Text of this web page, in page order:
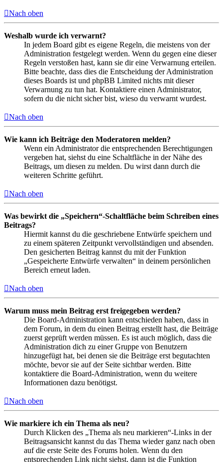
Nach oben
Weshalb wurde ich verwarnt?
In jedem Board gibt es eigene Regeln, die meistens von der
Administration festgelegt werden. Wenn du gegen eine dieser
Regeln verstoßen hast, kann sie dir eine Verwarnung erteilen.
Bitte beachte, dass dies die Entscheidung der Administration
dieses Boards ist und phpBB Limited nichts mit dieser
Verwarnung zu tun hat. Kontaktiere einen Administrator,
sofern du die nicht sicher bist, wieso du verwarnt wurdest.
Nach oben
Wie kann ich Beiträge den Moderatoren melden?
Wenn ein Administrator die entsprechenden Berechtigungen
vergeben hat, siehst du eine Schaltfläche in der Nähe des
Beitrags, um diesen zu melden. Du wirst dann durch die
weiteren Schritte geführt.
Nach oben
Was bewirkt die „Speichern“-Schaltfläche beim Schreiben eines
Beitrags?
Hiermit kannst du die geschriebene Entwürfe speichern und
zu einem späteren Zeitpunkt vervollständigen und absenden.
Den gesicherten Beitrag kannst du mit der Funktion
„Gespeicherte Entwürfe verwalten“ in deinem persönlichen
Bereich erneut laden.
Nach oben
Warum muss mein Beitrag erst freigegeben werden?
Die Board-Administration kann entschieden haben, dass in
dem Forum, in dem du einen Beitrag erstellt hast, die Beiträge
zuerst geprüft werden müssen. Es ist auch möglich, dass die
Administration dich zu einer Gruppe von Benutzern
hinzugefügt hat, bei denen sie die Beiträge erst begutachten
möchte, bevor sie auf der Seite sichtbar werden. Bitte
kontaktiere die Board-Administration, wenn du weitere
Informationen dazu benötigst.
Nach oben
Wie markiere ich ein Thema als neu?
Durch Klicken des „Thema als neu markieren“-Links in der
Beitragsansicht kannst du das Thema wieder ganz nach oben
auf die erste Seite des Forums holen. Wenn du den
entsprechenden Link nicht siehst, dann ist die Funktion